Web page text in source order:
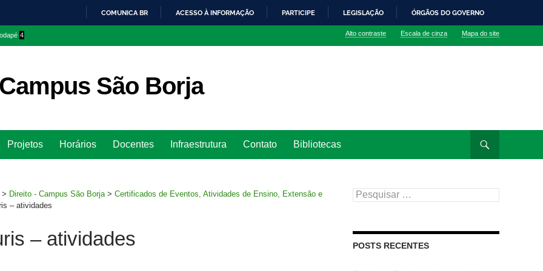
O
COMUNICA BR ACESSO À INFORMAÇÃO PARTICIPE LEGISLAÇÃO ÓRGÃOS DO GOVERNO
4 Alto contraste Escala de cinza Mapa do site
São Borja
para
Projetos Horários Docentes Infraestrutura Contato Bibliotecas
> Direito - Campus São Borja > Certificados de Eventos, Atividades de Ensino, Extensão e
– atividades
– atividades
Pesquisar
por:
POSTS RECENTES